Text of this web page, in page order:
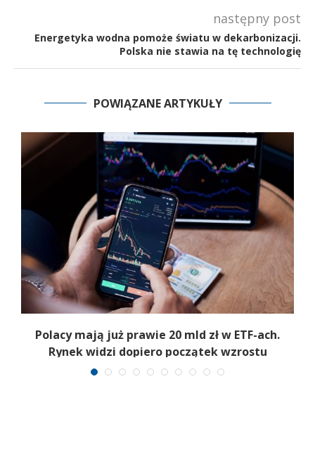
następny post
Energetyka wodna pomoże światu w dekarbonizacji.
Polska nie stawia na tę technologię
POWIĄZANE ARTYKUŁY
Polacy mają już prawie 20 mld zł w ETF-ach.
Rynek widzi dopiero początek wzrostu